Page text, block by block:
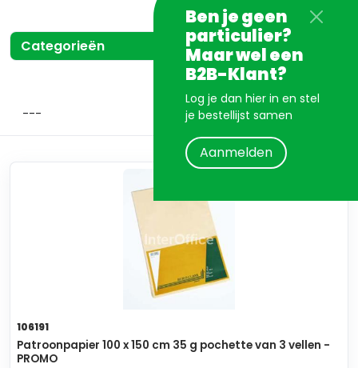
Ben je geen
particulier?
Maar wel een
B2B-Klant?
Log je dan hier in en stel
je bestellijst samen
Aanmelden
Categorieën
106191
Patroonpapier 100 x 150 cm 35 g pochette van 3 vellen -
PROMO